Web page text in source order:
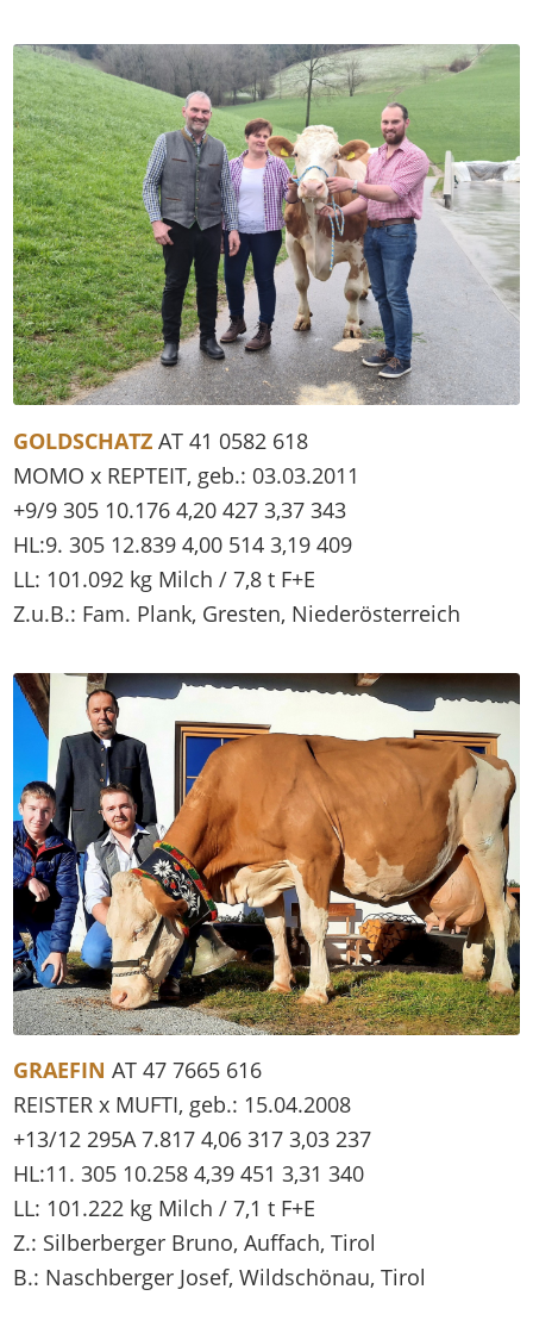
GOLDSCHATZ AT 41 0582 618
MOMO x REPTEIT, geb.: 03.03.2011
+9/9 305 10.176 4,20 427 3,37 343
HL:9. 305 12.839 4,00 514 3,19 409
LL: 101.092 kg Milch / 7,8 t F+E
Z.u.B.: Fam. Plank, Gresten, Niederösterreich
GRAEFIN AT 47 7665 616
REISTER x MUFTI, geb.: 15.04.2008
+13/12 295A 7.817 4,06 317 3,03 237
HL:11. 305 10.258 4,39 451 3,31 340
LL: 101.222 kg Milch / 7,1 t F+E
Z.: Silberberger Bruno, Auffach, Tirol
B.: Naschberger Josef, Wildschönau, Tirol